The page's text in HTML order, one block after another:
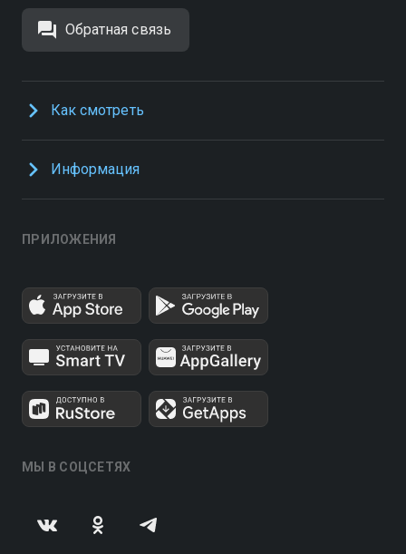
Обратная связь
Как смотреть
Информация
ПРИЛОЖЕНИЯ
МЫ В СОЦСЕТЯХ